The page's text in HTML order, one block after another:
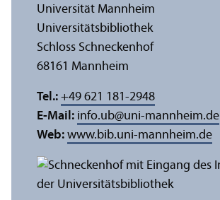
Universität Mannheim
Universitäts­bibliothek
Schloss Schneckenhof
68161 Mannheim
Tel.: +49 621 181-2948
E-Mail: info.ub@uni-mannheim.de
Web: www.bib.uni-mannheim.de